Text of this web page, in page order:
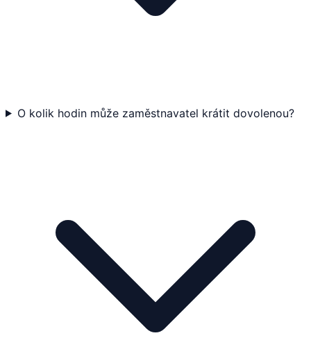
O kolik hodin může zaměstnavatel krátit dovolenou?